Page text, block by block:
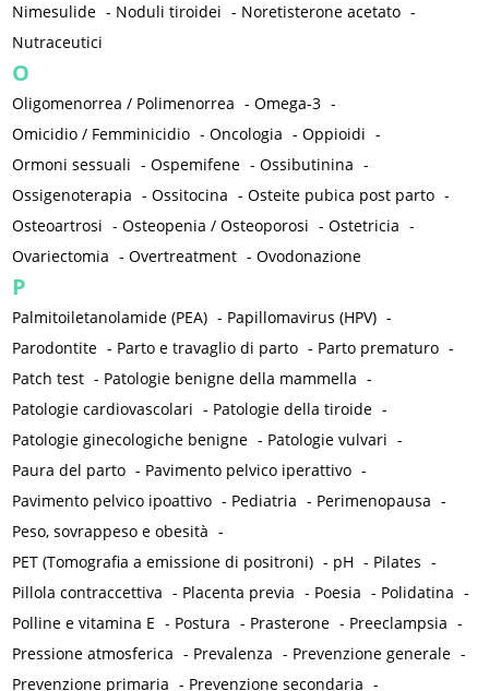
Nimesulide - Noduli tiroidei - Noretisterone acetato -
Nutraceutici
O
Oligomenorrea / Polimenorrea -Omega-3 -
Omicidio / Femminicidio -Oncologia -Oppioidi -
Ormoni sessuali -Ospemifene -Ossibutinina -
Ossigenoterapia -Ossitocina -Osteite pubica post parto -
Osteoartrosi -Osteopenia / Osteoporosi -Ostetricia -
Ovariectomia -Overtreatment -Ovodonazione
P
Palmitoiletanolamide (PEA) - Papillomavirus (HPV) -
Parodontite - Parto e travaglio di parto - Parto prematuro -
Patch test - Patologie benigne della mammella -
Patologie cardiovascolari - Patologie della tiroide -
Patologie ginecologiche benigne - Patologie vulvari -
Paura del parto - Pavimento pelvico iperattivo -
Pavimento pelvico ipoattivo - Pediatria - Perimenopausa -
Peso, sovrappeso e obesità -
PET (Tomografia a emissione di positroni) - pH - Pilates -
Pillola contraccettiva - Placenta previa - Poesia - Polidatina -
Polline e vitamina E - Postura - Prasterone - Preeclampsia -
Pressione atmosferica - Prevalenza - Prevenzione generale -
Prevenzione primaria - Prevenzione secondaria -